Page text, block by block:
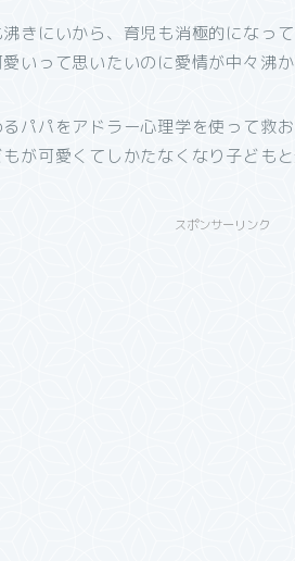
きにいから、育児も消極的になっ
いって思いたいのに愛情が中々沸か
パパをアドラー心理学を使って救
が可愛くてしかたなくなり子ども
スポンサーリンク